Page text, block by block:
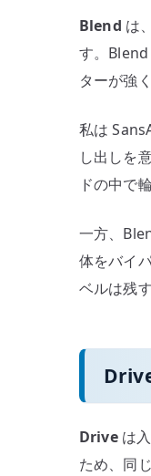
Blend は
す。Blend
ターが強
私は
し出しを
ドの中で
一方、
体をバイ
ベルは残
Driveは
ため、同